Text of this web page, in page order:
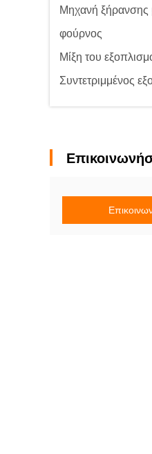
Μηχανή ξήρανσης
φούρνος
Μίξη του
Συντετριμμένος